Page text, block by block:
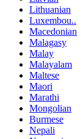
Lithuanian
Luxembou..
Macedonian
Malagasy
Malay
Malayalam
Maltese
Maori
Marathi
Mongolian
Burmese
Nepali